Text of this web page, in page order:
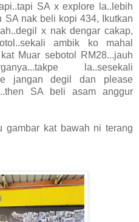
SA x explore la..lebih
SA nak beli kopi 434, Ikutkan
x nak dengar cakap,
ambik ko mahal
Muar sebotol RM28...jauh
la..sesekali
jangan degil dan please
SA beli asam anggur
gambar kat bawah ni terang